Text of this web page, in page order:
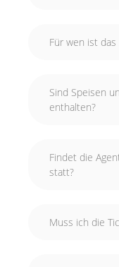
Für wen ist
Sind Speisen
enthalten?
Findet die
statt?
Muss ich die